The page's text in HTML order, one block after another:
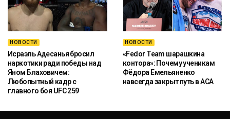
НОВОСТИ
Исраэль Адесанья бросил
наркотики ради победы над
Яном Блаховичем:
Любопытный кадр с
главного боя UFC 259
НОВОСТИ
«Fedor Team шарашкина
контора»: Почему ученикам
Фёдора Емельяненко
навсегда закрыт путь в ACA